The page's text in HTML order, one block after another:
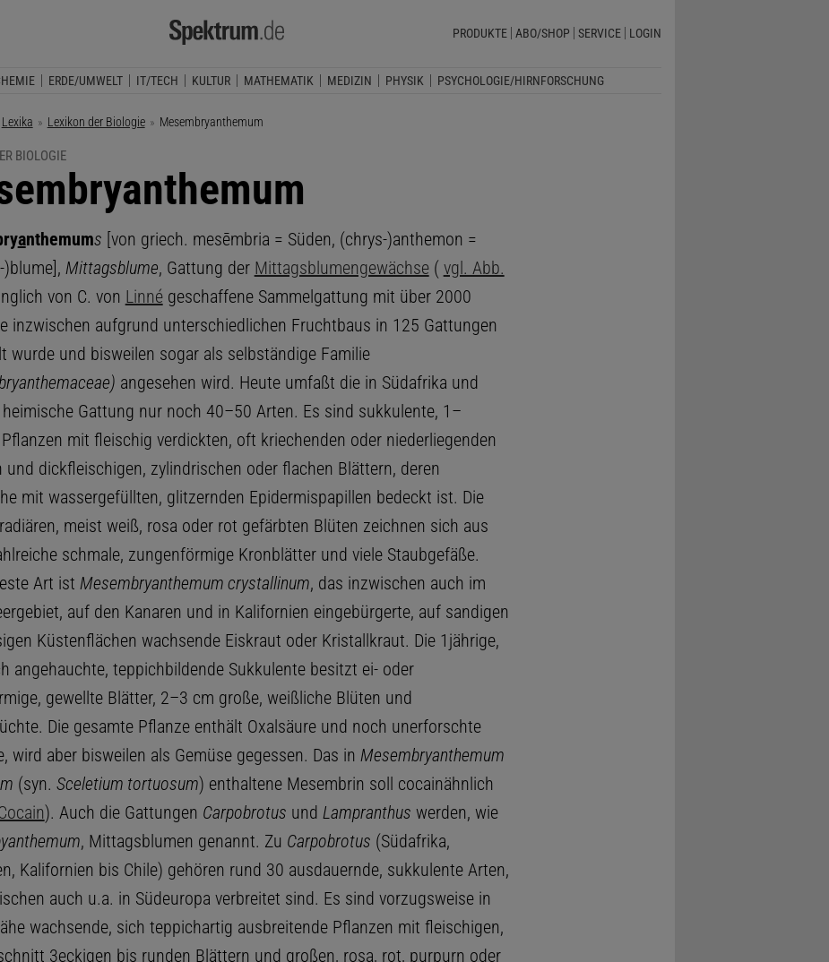
PRODUKTE ABO/SHOP SERVICE LOGIN
ERDE/UMWELT IT/TECH KULTUR MATHEMATIK MEDIZIN PHYSIK PSYCHOLOGIE/HIRNFORSCHUNG
Lexika Lexikon der Biologie Aktuelle Seite:
Mesembryanthemum
BIOLOGIE
anthemums [von griech. mesēmbria = Süden, (chrys-)anthemon =
)blume], Mittagsblume, Gattung der Mittagsblumengewächse( vgl. Abb.
von C. von Linnégeschaffene Sammelgattung mit über 2000
inzwischen aufgrund unterschiedlichen Fruchtbaus in 125 Gattungen
wurde und bisweilen sogar als selbständige Familie
angesehen wird. Heute umfaßt die in Südafrika und
heimische Gattung nur noch 40–50 Arten. Es sind sukkulente, 1–
mit fleischig verdickten, oft kriechenden oder niederliegenden
und dickfleischigen, zylindrischen oder flachen Blättern, deren
mit wassergefüllten, glitzernden Epidermispapillen bedeckt ist. Die
meist weiß, rosa oder rot gefärbten Blüten zeichnen sich aus
schmale, zungenförmige Kronblätter und viele Staubgefäße.
Art ist Mesembryanthemum crystallinum, das inzwischen auch im
auf den Kanaren und in Kalifornien eingebürgerte, auf sandigen
Küstenflächen wachsende Eiskraut oder Kristallkraut. Die 1jährige,
angehauchte, teppichbildende Sukkulente besitzt ei- oder
gewellte Blätter, 2–3 cm große, weißliche Blüten und
Die gesamte Pflanze enthält Oxalsäure und noch unerforschte
wird aber bisweilen als Gemüse gegessen. Das in Mesembryanthemum
(syn. Sceletium tortuosum) enthaltene Mesembrin soll cocainähnlich
). Auch die Gattungen Carpobrotus und Lampranthus werden, wie
, Mittagsblumen genannt. Zu Carpobrotus (Südafrika,
Kalifornien bis Chile) gehören rund 30 ausdauernde, sukkulente Arten,
auch u.a. in Südeuropa verbreitet sind. Es sind vorzugsweise in
wachsende, sich teppichartig ausbreitende Pflanzen mit fleischigen,
3eckigen bis runden Blättern und großen, rosa, rot, purpurn oder